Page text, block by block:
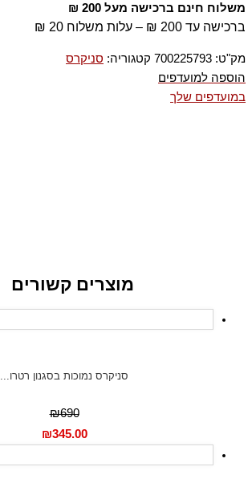
משלוח חינם ברכישה מעל 200 ₪
ברכישה עד 200 ₪ – עלות משלוח 20 ₪
מק"ט: 700225793 קטגוריה: סניקרס
הוספה למועדפים
במועדפים שלך
מוצרים קשורים
סניקרס נמוכות בסגנון רטרו...
₪690
₪345.00